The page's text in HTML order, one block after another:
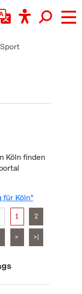
Köln finden
für Köln"
1 2
> >|